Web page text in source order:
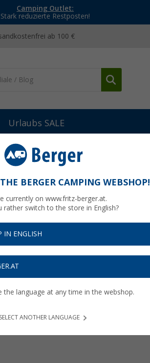
Camping Outlet:
Stark reduzierte Restposten!
ab 100 €
Urlaubs SALE
BERGER CAMPING WEBSHOP!
currently on www.fritz-berger.at.
rather switch to the store in English?
IN ENGLISH
the language at any time in the webshop.
SELECT ANOTHER LANGUAGE